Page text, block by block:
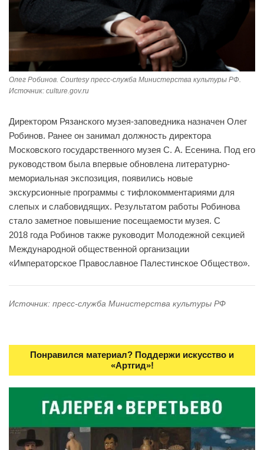
Олег Робинов. Courtesy пресс-служба Министерства культуры РФ.
Источник: culture.gov.ru
Директором Рязанского музея-заповедника назначен Олег
Робинов. Ранее он занимал должность директора
Московского государственного музея С. А. Есенина. Под его
руководством была впервые обновлена литературно-
мемориальная экспозиция, появились новые
экскурсионные программы с тифлокомментариями для
слепых и слабовидящих. Результатом работы Робинова
стало заметное повышение посещаемости музея. С
2018 года Робинов также руководит Молодежной секцией
Международной общественной организации
«Императорское Православное Палестинское Общество».
Источник: пресс-служба Министерства культуры РФ
Понравился материал? Поддержи искусство и
«Артгид»!